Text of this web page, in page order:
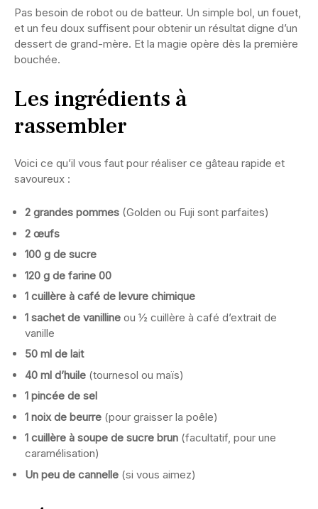
Pas besoin de robot ou de batteur. Un simple bol, un fouet,
et un feu doux suffisent pour obtenir un résultat digne d’un
dessert de grand-mère. Et la magie opère dès la première
bouchée.
Les ingrédients à
rassembler
Voici ce qu’il vous faut pour réaliser ce gâteau rapide et
savoureux :
2 grandes pommes (Golden ou Fuji sont parfaites)
2 œufs
100 g de sucre
120 g de farine 00
1 cuillère à café de levure chimique
1 sachet de vanilline ou ½ cuillère à café d’extrait de
vanille
50 ml de lait
40 ml d’huile (tournesol ou maïs)
1 pincée de sel
1 noix de beurre (pour graisser la poêle)
1 cuillère à soupe de sucre brun (facultatif, pour une
caramélisation)
Un peu de cannelle (si vous aimez)